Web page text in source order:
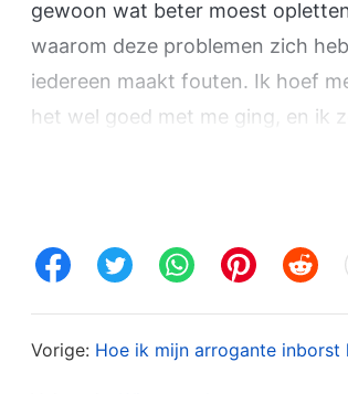
gewoon wat beter moest
waarom deze problemen zich
iedereen maakt fouten. Ik hoef
het wel goed met me ging, en ik
duisterder. Ik begon te
opiniepeiling gehouden, en de
Vorige: Hoe ik mijn arrogante inborst